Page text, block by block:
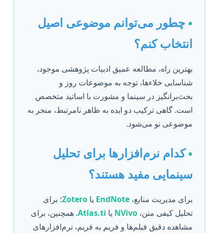
▪️ چطور می‌توانم موضوعی اصیل
انتخاب کنم؟
بهترین راه، مطالعه عمیق ادبیات پژوهشی موجود،
شناسایی خلاءها، توجه به موضوعات روز و
بحث‌برانگیز در سینما و مشورت با اساتید متخصص
است. گاهی ترکیب دو ایده به ظاهر نامرتبط، منجر به
موضوعی نو می‌شود.
▪️کدام نرم‌افزارها برای تحلیل
سینمایی مفید هستند؟
برای مدیریت منابع، EndNote یا Zotero؛ برای
تحلیل کیفی متن، NVivo یا Atlas.ti. همچنین، برای
مشاهده دقیق فیلم‌ها و فریم به فریم، نرم‌افزارهای